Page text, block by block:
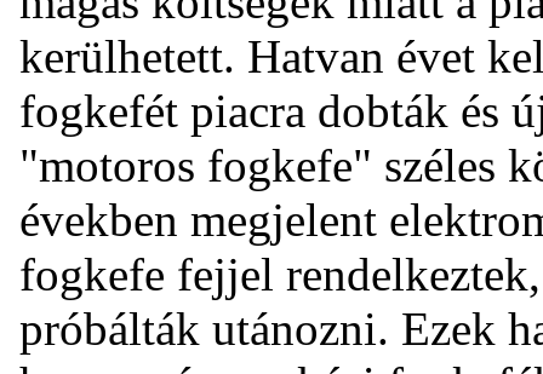
kerülhetett. Hatvan évet
fogkefét piacra dobták és
"motoros fogkefe" széles
években megjelent
fogkefe fejjel
próbálták utánozni. Ezek